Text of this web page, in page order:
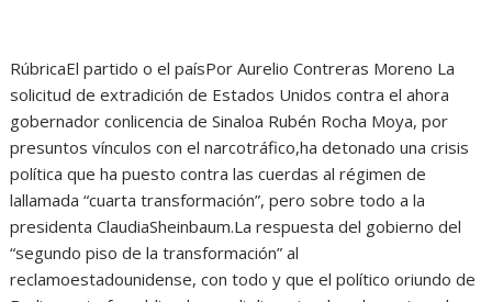
RúbricaEl partido o el paísPor Aurelio Contreras Moreno La
solicitud de extradición de Estados Unidos contra el ahora
gobernador conlicencia de Sinaloa Rubén Rocha Moya, por
presuntos vínculos con el narcotráfico,ha detonado una crisis
política que ha puesto contra las cuerdas al régimen de
lallamada “cuarta transformación”, pero sobre todo a la
presidenta ClaudiaSheinbaum.La respuesta del gobierno del
“segundo piso de la transformación” al
reclamoestadounidense, con todo y que el político oriundo de